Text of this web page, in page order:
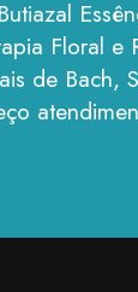
Floral e
de Bach,